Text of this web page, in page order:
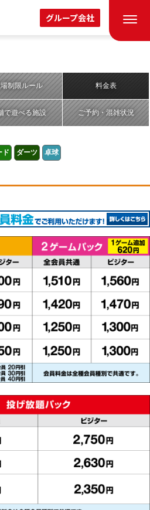
グループ会社
場制限ルール 料金表
で遊べる施設 ご予約・混雑状況
ド ダーツ 卓球